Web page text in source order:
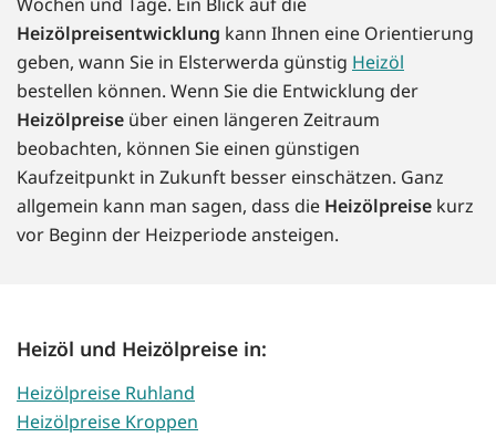
Heizölpreisentwicklung kann Ihnen eine Orientierung
geben, wann Sie in Elsterwerda günstig Heizöl
bestellen können. Wenn Sie die Entwicklung der
Heizölpreise über einen längeren Zeitraum
beobachten, können Sie einen günstigen
Kaufzeitpunkt in Zukunft besser einschätzen. Ganz
allgemein kann man sagen, dass die Heizölpreise kurz
vor Beginn der Heizperiode ansteigen.
Heizöl und Heizölpreise in:
Heizölpreise Ruhland
Heizölpreise Kroppen